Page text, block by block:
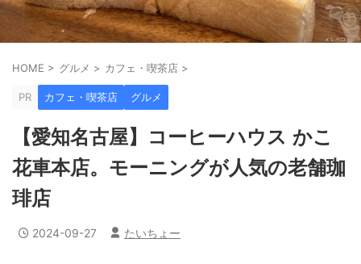
HOME > グルメ > カフェ・喫茶店 >
PR カフェ・喫茶店 グルメ
【愛知名古屋】コーヒーハウス かこ
花車本店。モーニングが人気の老舗珈
琲店
2024-09-27 たいちょー